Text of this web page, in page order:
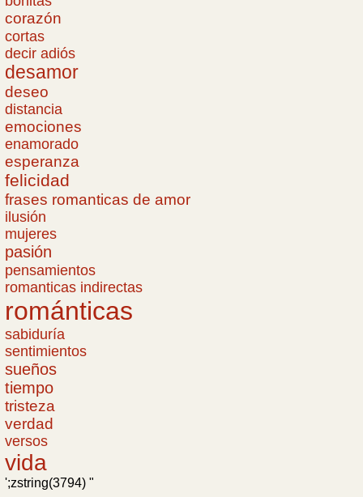
corazón
cortas
decir adiós
desamor
deseo
distancia
emociones
enamorado
esperanza
felicidad
frases romanticas de amor
ilusión
mujeres
pasión
pensamientos
romanticas indirectas
románticas
sabiduría
sentimientos
sueños
tiempo
tristeza
verdad
versos
vida
';zstring(3794) "